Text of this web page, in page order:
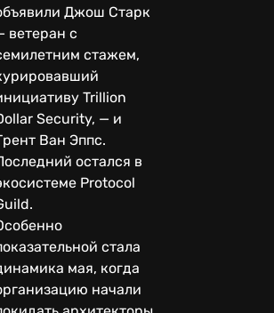
Джош Старк
ветеран с
стажем,
Trillion
Security, — и
Ван Эппс.
остался в
Protocol
стала
мая, когда
начали